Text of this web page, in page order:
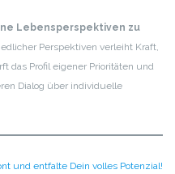
Lebensperspektiven zu
Perspektiven verleiht Kraft,
das Profil eigener Prioritäten und
Dialog über individuelle
und entfalte Dein volles Potenzial!